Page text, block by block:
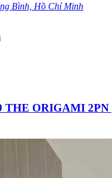
Bình, Hồ Chí Minh
THE ORIGAMI 2PN